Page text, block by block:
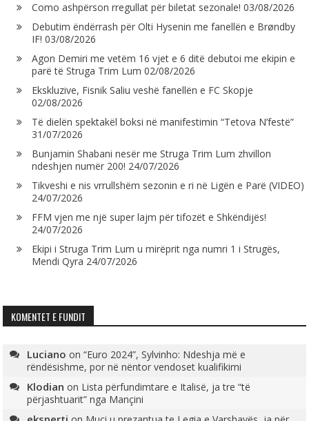
Como ashpërson rregullat për biletat sezonale! 03/08/2026
Debutim ëndërrash për Olti Hysenin me fanellën e Brøndby
IF! 03/08/2026
Agon Demiri me vetëm 16 vjet e 6 ditë debutoi me ekipin e
parë të Struga Trim Lum 02/08/2026
Ekskluzive, Fisnik Saliu veshë fanellën e FC Skopje
02/08/2026
Të dielën spektakël boksi në manifestimin “Tetova N’festë”
31/07/2026
Bunjamin Shabani nesër me Struga Trim Lum zhvillon
ndeshjen numër 200! 24/07/2026
Tikveshi e nis vrrullshëm sezonin e ri në Ligën e Parë (VIDEO)
24/07/2026
FFM vjen me një super lajm për tifozët e Shkëndijës!
24/07/2026
Ekipi i Struga Trim Lum u mirëprit nga numri 1 i Strugës,
Mendi Qyra 24/07/2026
KOMENTET E FUNDIT
Luciano on“Euro 2024”, Sylvinho: Ndeshja më e
rëndësishme, por në nëntor vendoset kualifikimi
Klodian on Lista përfundimtare e Italisë, ja tre “të
përjashtuarit” nga Mançini